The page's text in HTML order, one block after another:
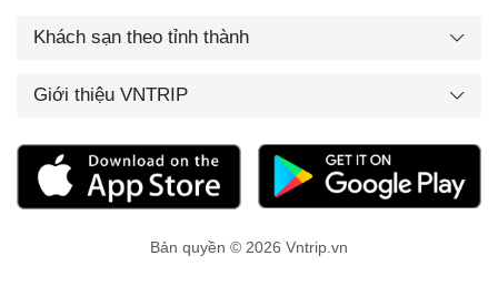
Khách sạn theo tỉnh thành
Giới thiệu VNTRIP
Bản quyền © 2026 Vntrip.vn